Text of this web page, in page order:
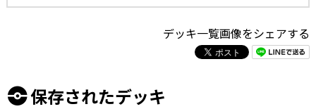
デッキ一覧画像をシェアする
保存されたデッキ